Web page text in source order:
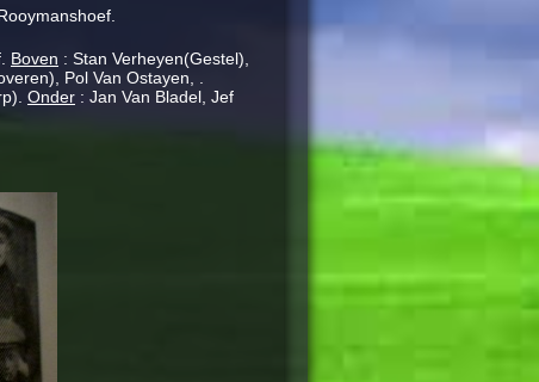
Boven : Stan Verheyen(Gestel),
Pol Van Ostayen, .
Onder : Jan Van Bladel, Jef